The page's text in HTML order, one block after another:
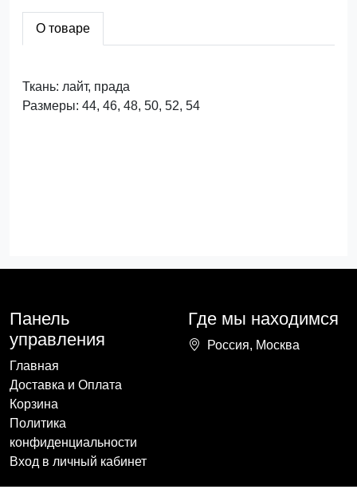
О товаре
Ткань: лайт, прада
Размеры: 44, 46, 48, 50, 52, 54
Панель
управления
Главная
Доставка и Оплата
Корзина
Политика
конфиденциальности
Вход в личный кабинет
Где мы находимся
Россия, Москва